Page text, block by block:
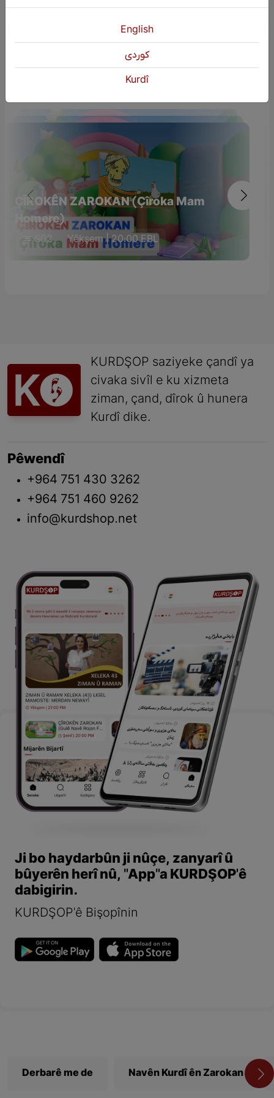
Dûmahîk Bername
ÇÎROKÊN ZAROKAN (Çîroka Mam
Homere)
S02 Yêkşem | 20:00 EBL
English
كوردی
Kurdî
KURDŞOP saziyeke çandî ya
civaka sivîl e ku xizmeta
ziman, çand, dîrok û hunera
Kurdî dike.
Pêwendî
+964 751 430 3262
+964 751 460 9262
info@kurdshop.net
Ji bo haydarbûn ji nûçe, zanyarî û
bûyerên herî nû, "App"a KURDŞOP'ê
dabigirin.
KURDŞOP'ê Bişopînin
Derbarê me de Navên Kurdî ên Zarokan